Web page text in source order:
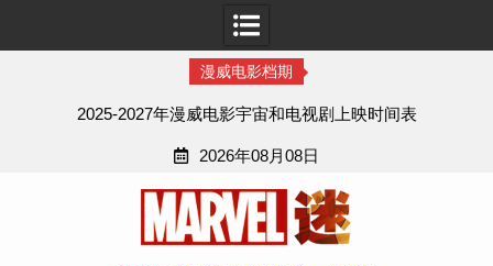
漫威电影档期
2025-2027年漫威电影宇宙和电视剧上映时间表
2026年08月08日